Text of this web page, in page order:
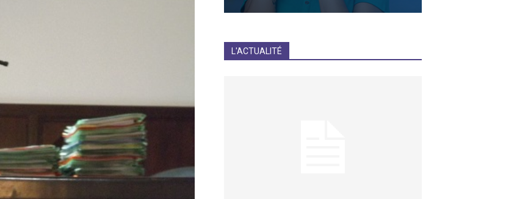
L'ACTUALITÉ